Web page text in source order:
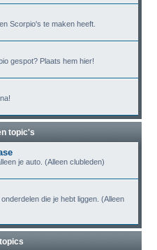
Scorpio's te maken heeft.
gespot? Plaats hem hier!
topic's
je auto. (Alleen clubleden)
die je hebt liggen. (Alleen